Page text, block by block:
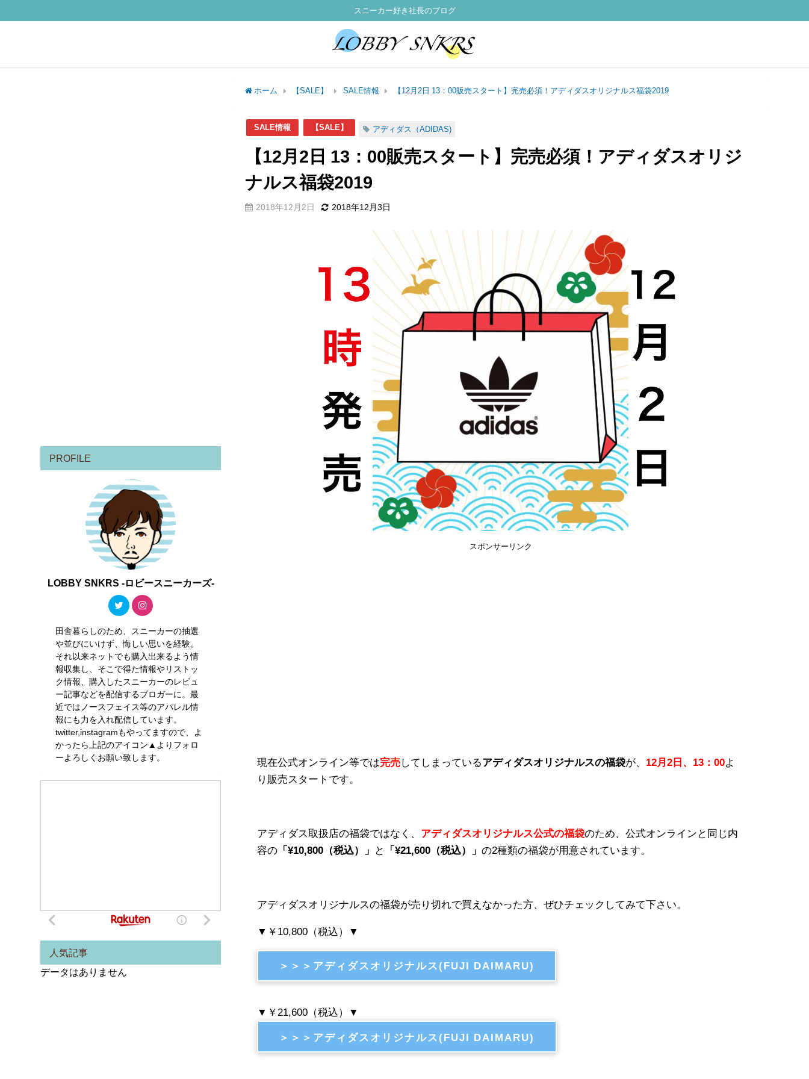
スニーカー好き社長のブログ
ホーム 【SALE】 SALE情報 【12月2日 13：00販売スタート】完売必須！アディダスオリジナルス福袋2019
SALE情報 【SALE】 アディダス（ADIDAS)
【12月2日 13：00販売スタート】完売必須！アディダスオリジ
ナルス福袋2019
2018年12月2日 2018年12月3日
スポンサーリンク
現在公式オンライン等では完売してしまっているアディダスオリジナルスの福袋が、 12月2日、13：00 よ
り販売スタートです。
アディダス取扱店の福袋ではなく、 アディダスオリジナルス公式の福袋のため、公式オンラインと同じ内
容の 「¥10,800（税込）」 と 「¥21,600（税込）」の2種類の福袋が用意されています。
アディダスオリジナルスの福袋が売り切れで買えなかった方、ぜひチェックしてみて下さい。
▼￥10,800（税込）▼
＞＞＞アディダスオリジナルス(FUJI DAIMARU)
▼￥21,600（税込）▼
＞＞＞アディダスオリジナルス(FUJI DAIMARU)
PROFILE
LOBBY SNKRS -ロビースニーカーズ-
田舎暮らしのため、スニーカーの抽選
や並びにいけず、悔しい思いを経験。
それ以来ネットでも購入出来るよう情
報収集し、そこで得た情報やリストッ
ク情報、購入したスニーカーのレビュ
ー記事などを配信するブロガーに。最
近ではノースフェイス等のアパレル情
報にも力を入れ配信しています。
twitter,instagramもやってますので、よ
かったら上記のアイコン▲よりフォロ
ーよろしくお願い致します。
人気記事
データはありません